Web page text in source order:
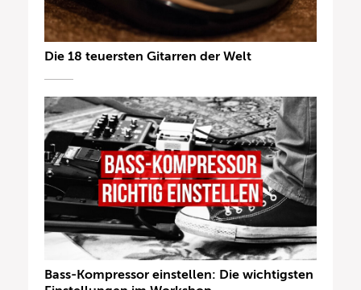
Die 18 teuersten Gitarren der Welt
Bass-Kompressor einstellen: Die wichtigsten